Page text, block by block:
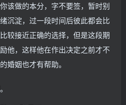
该做的本分，字不要签，暂时别
沉淀，过一段时间后彼此都会比
较接近正确的选择，但是这段期
他，这样他在作出决定之前才不
婚姻也才有帮助。